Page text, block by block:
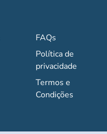
FAQs
Política de
privacidade
Termos e
Condições